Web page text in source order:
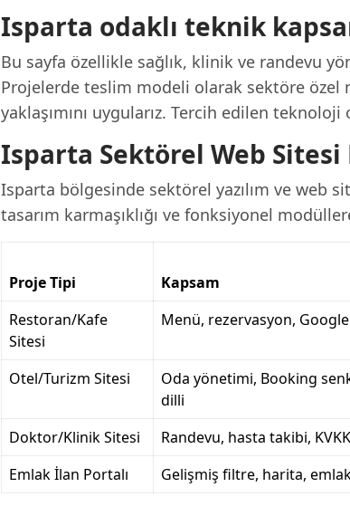
Isparta odaklı teknik
Bu sayfa özellikle sağlık, klinik ve randevu
Projelerde teslim modeli olarak sektöre özel
yaklaşımını uygularız. Tercih edilen
Isparta Sektörel Web Sitesi
Isparta bölgesinde sektörel yazılım ve web
tasarım karmaşıklığı ve fonksiyonel
Proje Tipi Kapsam
Restoran/Kafe
Sitesi
Menü, rezervasyon,
Otel/Turizm Sitesi
Oda yönetimi, Booking
dilli
Doktor/Klinik Sitesi Randevu, hasta takibi, KVKK
Emlak İlan Portalı
Gelişmiş filtre, harita,